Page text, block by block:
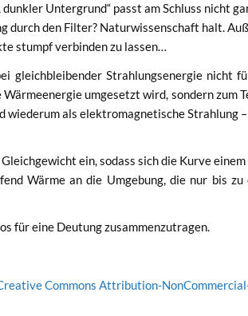
Unter­grund“ passt am Schluss nicht
durch den Fil­ter? Natur­wis­sen­schaft halt.
stumpf ver­bin­den zu lassen…
gleich­blei­ben­der Strah­lungs­en­er­gie nicht
umge­setzt wird, son­dern zum
als elek­tro­ma­gne­ti­sche Strah­lung
ein, sodass sich die Kur­ve
Wär­me an die Umge­bung, die nur bis zu
für eine Deu­tung zusammenzutragen.
Com­mons Attri­bu­ti­on-